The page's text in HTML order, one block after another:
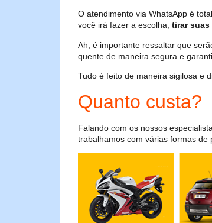
O atendimento via WhatsApp é
você irá fazer a escolha, tirar
Ah, é importante ressaltar que
quente de maneira segura e
Tudo é feito de maneira sigilosa e
Quanto custa?
Falando com os nossos
trabalhamos com várias formas de